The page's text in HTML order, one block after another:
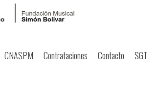
CNASPM Contrataciones Contacto SGT